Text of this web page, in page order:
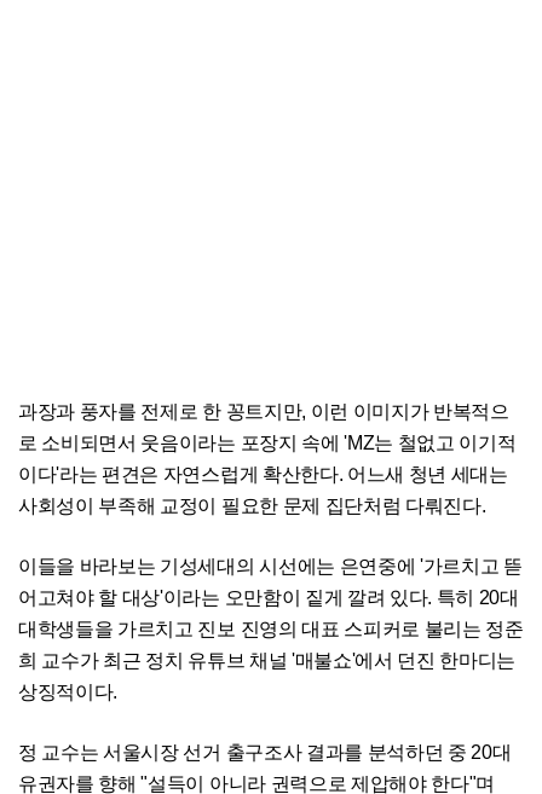
과장과 풍자를 전제로 한 꽁트지만, 이런 이미지가 반복적으
로 소비되면서 웃음이라는 포장지 속에 'MZ는 철없고 이기적
이다'라는 편견은 자연스럽게 확산한다. 어느새 청년 세대는
사회성이 부족해 교정이 필요한 문제 집단처럼 다뤄진다.
이들을 바라보는 기성세대의 시선에는 은연중에 '가르치고 뜯
어고쳐야 할 대상'이라는 오만함이 짙게 깔려 있다. 특히 20대
대학생들을 가르치고 진보 진영의 대표 스피커로 불리는 정준
희 교수가 최근 정치 유튜브 채널 '매불쇼'에서 던진 한마디는
상징적이다.
정 교수는 서울시장 선거 출구조사 결과를 분석하던 중 20대
유권자를 향해 "설득이 아니라 권력으로 제압해야 한다"며